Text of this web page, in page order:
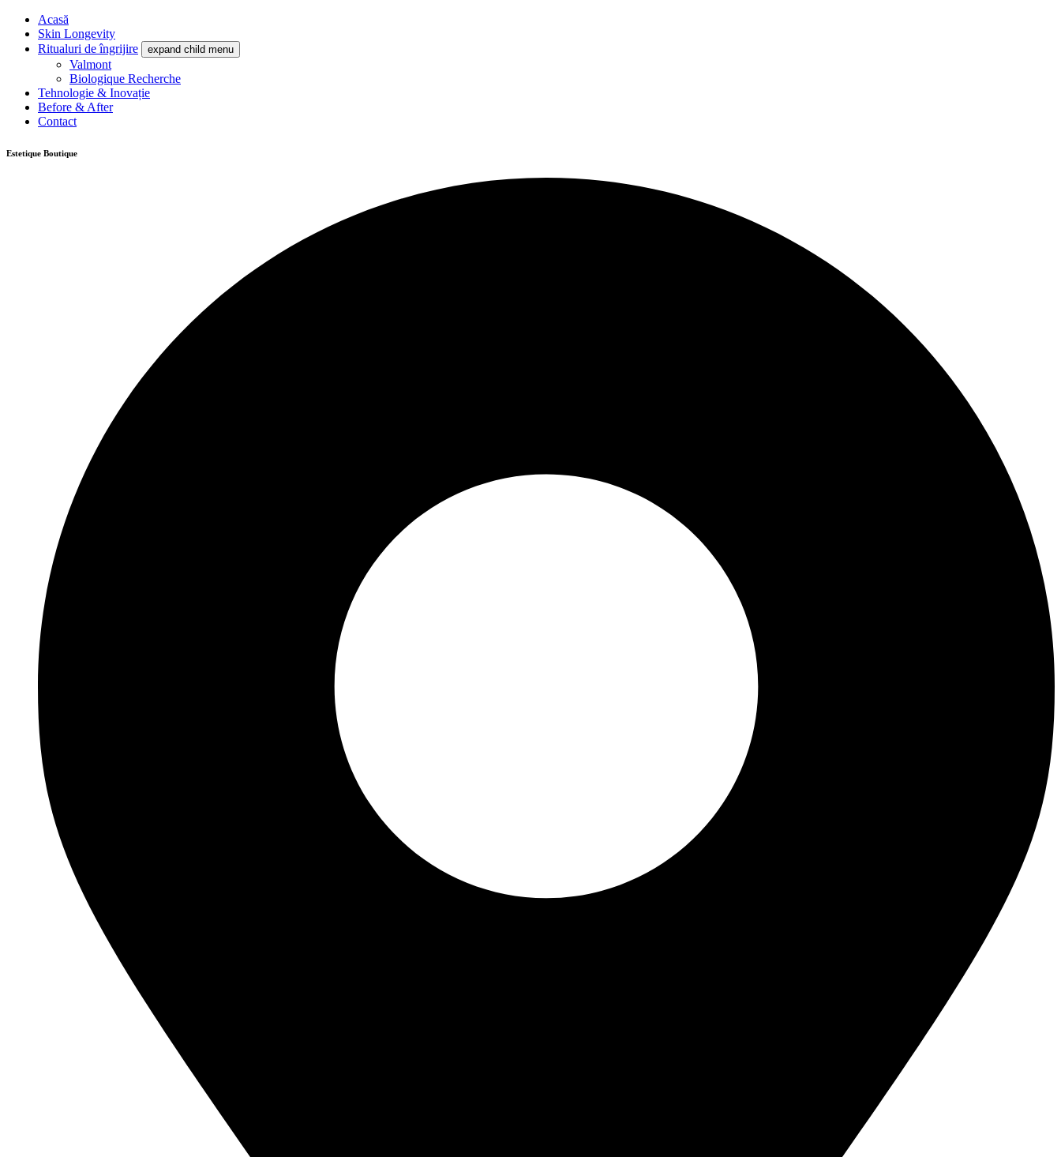
Acasă
Skin Longevity
Ritualuri de îngrijire
expand child menu
Valmont
Biologique Recherche
Tehnologie & Inovație
Before & After
Contact
Estetique Boutique